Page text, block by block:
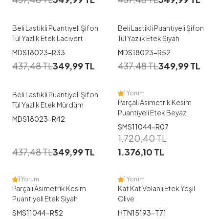
Beli Lastikli Puantiyeli Şifon
Tül Yazlık Etek Lacivert
MDS18023-R33
437,48TL349,99TL
Beli Lastikli Puantiyeli Şifon
Tül Yazlık Etek Siyah
MDS18023-R52
437,48TL349,99TL
Beli Lastikli Puantiyeli Şifon
Tül Yazlık Etek Mürdüm
MDS18023-R42
437,48TL349,99TL
1 Yorum
Parçalı Asimetrik Kesim
Puantiyeli Etek Beyaz
SMS11044-R07
1.720,40TL
1.376,10 TL
1 Yorum
Parçalı Asimetrik Kesim
Puantiyeli Etek Siyah
SMS11044-R52
S-M
1 Yorum
Kat Kat Volanlı Etek Yeşil
Olive
HTN15193-T71